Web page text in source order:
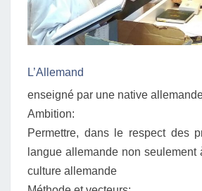
L’Allemand
enseigné par une native
Ambition:
Permettre, dans le respect des
langue allemande non
culture allemande